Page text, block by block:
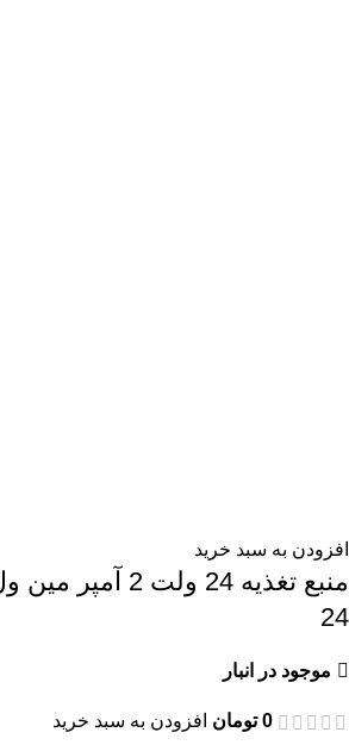
افزودن به سبد خرید
24
موجود در انبار
0 تومان افزودن به سبد خرید